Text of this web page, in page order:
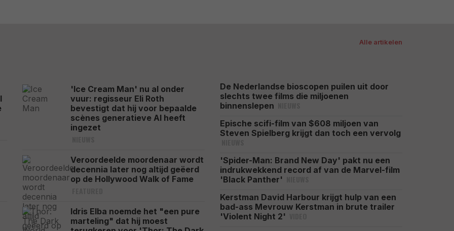
'Ice Cream Man' nu al onder
vuur: regisseur Eli Roth
bevestigt dat hij voor bepaalde
scènes generatieve AI heeft
ingezet
Veroordeelde moordenaar wordt
decennia later nog altijd geëerd
op de Hollywood Walk of Fame
Idris Elba noemde het "een pure
marteling" dat hij moest
De Nederlandse bioscopen puilen uit door
slechts twee films die miljoenen
binnenslepen
Epische scifi-film van $608 miljoen van
Steven Spielberg krijgt dan toch een vervolg
'Spider-Man: Brand New Day' pakt nu een
indrukwekkend record af van de Marvel-film
'Black Panther'
Kerstman David Harbour krijgt hulp van een
bad-ass Mevrouw Kerstman in brute trailer
'Violent Night 2'
Alle artikelen